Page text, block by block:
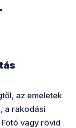
az emeletek
a rakodási
vagy rövid